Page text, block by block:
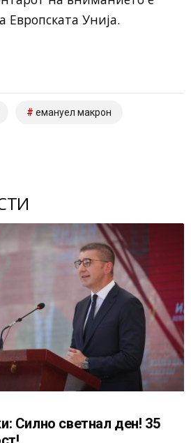
Унија.
емануел макрон
Силно светнал ден! 35